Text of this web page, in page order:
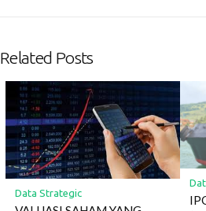
Related Posts
Data Strategic